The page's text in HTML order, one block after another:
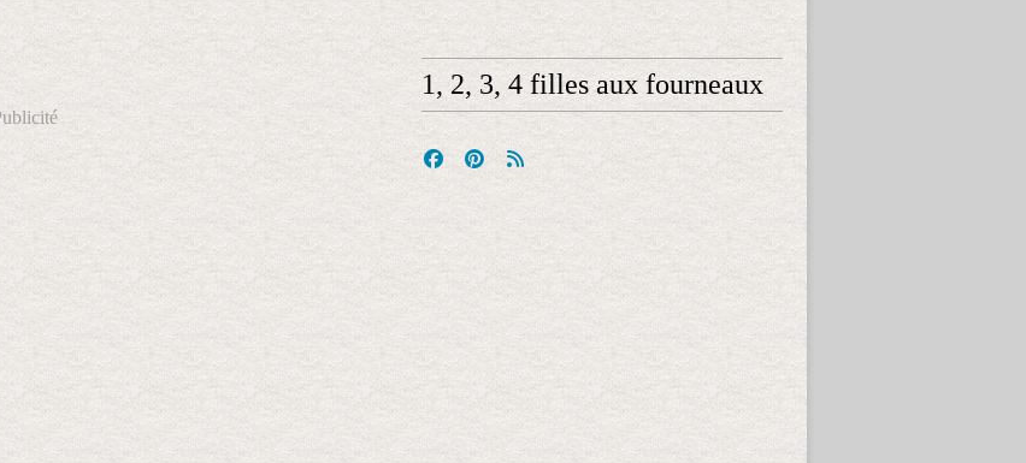
1, 2, 3, 4 filles aux fourneaux